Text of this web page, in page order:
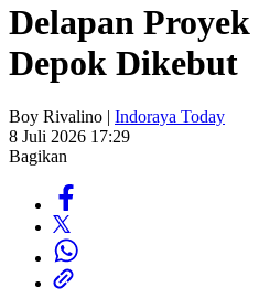
Delapan
Depok Dikebut
Boy Rivalino | Indoraya Today
8 Juli 2026 17:29
Bagikan